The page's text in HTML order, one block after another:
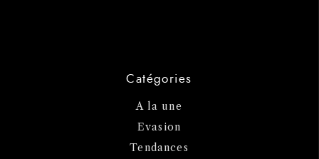
Catégories
A la une
Evasion
Tendances